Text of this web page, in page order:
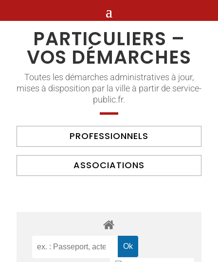
PARTICULIERS –
VOS DÉMARCHES
Toutes les démarches administratives à jour,
mises à disposition par la ville à partir de service-
public.fr.
PROFESSIONNELS
ASSOCIATIONS